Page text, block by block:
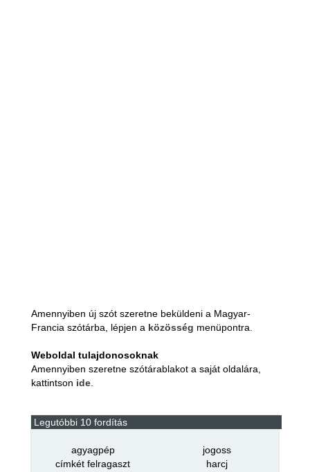
Amennyiben új szót szeretne beküldeni a Magyar-
Francia szótárba, lépjen a közösség menüpontra.
Weboldal tulajdonosoknak
Amennyiben szeretne szótárablakot a saját oldalára,
kattintson ide.
Legutóbbi 10 fordítás
agyagpép
jogoss
címkét felragaszt
harcj